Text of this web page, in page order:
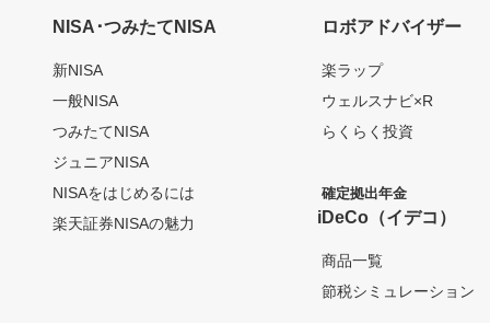
NISA･つみたてNISA
新NISA
一般NISA
つみたてNISA
ジュニアNISA
NISAをはじめるには
楽天証券NISAの魅力
ロボアドバイザー
楽ラップ
ウェルスナビ×R
らくらく投資
確定拠出年金
iDeCo（イデコ）
商品一覧
節税シミュレーション